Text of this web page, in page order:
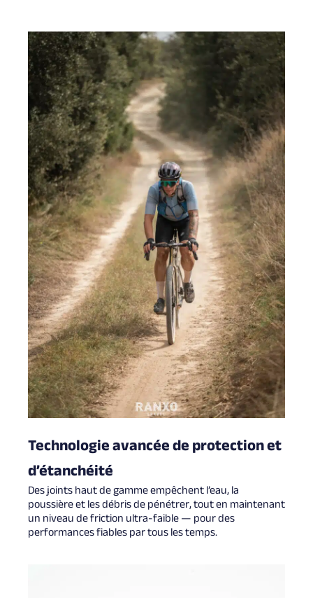
Technologie avancée de protection et
d’étanchéité
Des joints haut de gamme empêchent l’eau, la
poussière et les débris de pénétrer, tout en maintenant
un niveau de friction ultra-faible — pour des
performances fiables par tous les temps.